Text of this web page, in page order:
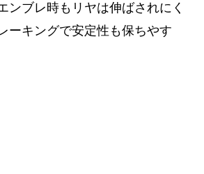
ンブレ時もリヤは伸ばされにく
ーキングで安定性も保ちやす